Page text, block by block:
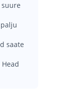
saate